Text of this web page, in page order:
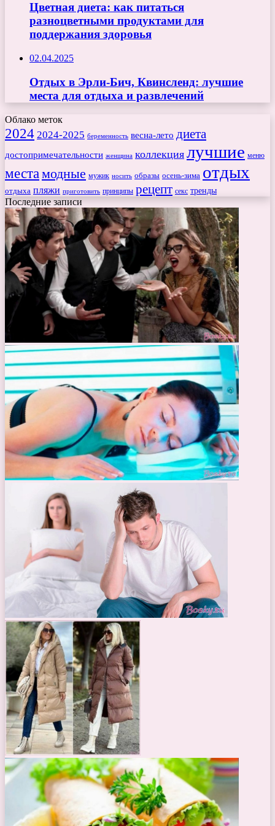
Цветная диета: как питаться
разноцветными продуктами для
поддержания здоровья
02.04.2025
Отдых в Эрли-Бич, Квинсленд: лучшие
места для отдыха и развлечений
Облако меток
2024 2024-2025 беременность весна-лето диета
достопримечательности женщина коллекция лучшие меню
места модные мужик носить образы осень-зима отдых
отдыха пляжи приготовить принципы рецепт секс тренды
Последние записи